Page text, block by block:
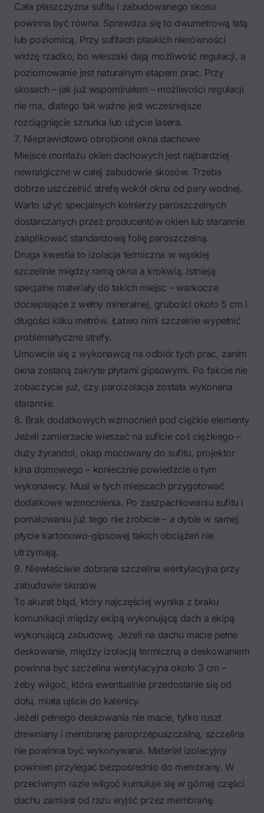
Cała płaszczyzna sufitu i zabudowanego skosu
powinna być równa. Sprawdza się to dwumetrową łatą
lub poziomicą. Przy sufitach płaskich nierówności
widzę rzadko, bo wieszaki dają możliwość regulacji, a
poziomowanie jest naturalnym etapem prac. Przy
skosach – jak już wspominałem – możliwości regulacji
nie ma, dlatego tak ważne jest wcześniejsze
rozciągnięcie sznurka lub użycie lasera.
7. Nieprawidłowo obrobione okna dachowe
Miejsce montażu okien dachowych jest najbardziej
newralgiczne w całej zabudowie skosów. Trzeba
dobrze uszczelnić strefę wokół okna od pary wodnej.
Warto użyć specjalnych kołnierzy paroszczelnych
dostarczanych przez producentów okien lub starannie
zaaplikować standardową folię paroszczelną.
Druga kwestia to izolacja termiczna w wąskiej
szczelinie między ramą okna a krokwią. Istnieją
specjalne materiały do takich miejsc – warkocze
docieplające z wełny mineralnej, grubości około 5 cm i
długości kilku metrów. Łatwo nimi szczelnie wypełnić
problematyczne strefy.
Umówcie się z wykonawcą na odbiór tych prac, zanim
okna zostaną zakryte płytami gipsowymi. Po fakcie nie
zobaczycie już, czy paroizolacja została wykonana
starannie.
8. Brak dodatkowych wzmocnień pod ciężkie elementy
Jeżeli zamierzacie wieszać na suficie coś ciężkiego –
duży żyrandol, okap mocowany do sufitu, projektor
kina domowego – koniecznie powiedzcie o tym
wykonawcy. Musi w tych miejscach przygotować
dodatkowe wzmocnienia. Po zaszpachlowaniu sufitu i
pomalowaniu już tego nie zrobicie – a dyble w samej
płycie kartonowo-gipsowej takich obciążeń nie
utrzymają.
9. Niewłaściwie dobrana szczelina wentylacyjna przy
zabudowie skosów
To akurat błąd, który najczęściej wynika z braku
komunikacji między ekipą wykonującą dach a ekipą
wykonującą zabudowę. Jeżeli na dachu macie pełne
deskowanie, między izolacją termiczną a deskowaniem
powinna być szczelina wentylacyjna około 3 cm –
żeby wilgoć, która ewentualnie przedostanie się od
dołu, miała ujście do kalenicy.
Jeżeli pełnego deskowania nie macie, tylko ruszt
drewniany i membranę paroprzepuszczalną, szczelina
nie powinna być wykonywana. Materiał izolacyjny
powinien przylegać bezpośrednio do membrany. W
przeciwnym razie wilgoć kumuluje się w górnej części
dachu zamiast od razu wyjść przez membranę.